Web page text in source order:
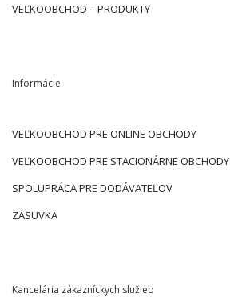
VEĽKOOBCHOD – PRODUKTY
Informácie
VEĽKOOBCHOD PRE ONLINE OBCHODY
VEĽKOOBCHOD PRE STACIONÁRNE OBCHODY
SPOLUPRÁCA PRE DODÁVATEĽOV
ZÁSUVKA
Kancelária zákazníckych služieb